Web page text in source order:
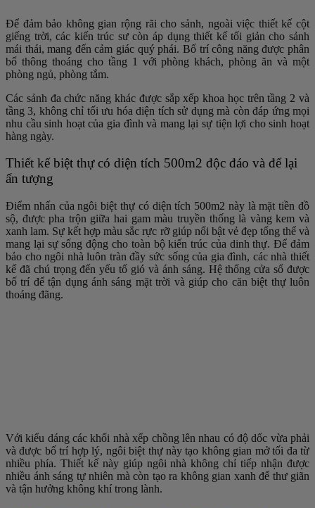
Để đảm bảo không gian rộng rãi cho sảnh, ngoài việc thiết kế cột
giếng trời, các kiến trúc sư còn áp dụng thiết kế tối giản cho sảnh
mái thái, mang đến cảm giác quý phái. Bố trí công năng được phân
bổ thông thoáng cho tầng 1 với phòng khách, phòng ăn và một
phòng ngủ, phòng tắm.
Các sảnh đa chức năng khác được sắp xếp khoa học trên tầng 2 và
tầng 3, không chỉ tối ưu hóa diện tích sử dụng mà còn đáp ứng mọi
nhu cầu sinh hoạt của gia đình và mang lại sự tiện lợi cho sinh hoạt
hàng ngày.
Thiết kế biệt thự có diện tích 500m2 độc đáo và để lại
ấn tượng
Điểm nhấn của ngôi biệt thự có diện tích 500m2 này là mặt tiền đồ
sộ, được pha trộn giữa hai gam màu truyền thống là vàng kem và
xanh lam. Sự kết hợp màu sắc rực rỡ giúp nổi bật vẻ đẹp tổng thể và
mang lại sự sống động cho toàn bộ kiến trúc của dinh thự. Để đảm
bảo cho ngôi nhà luôn tràn đầy sức sống của gia đình, các nhà thiết
kế đã chú trọng đến yếu tố gió và ánh sáng. Hệ thống cửa sổ được
bố trí để tận dụng ánh sáng mặt trời và giúp cho căn biệt thự luôn
thoáng đãng.
Với kiểu dáng các khối nhà xếp chồng lên nhau có độ dốc vừa phải
và được bố trí hợp lý, ngôi biệt thự này tạo không gian mở tối đa từ
nhiều phía. Thiết kế này giúp ngôi nhà không chỉ tiếp nhận được
nhiều ánh sáng tự nhiên mà còn tạo ra không gian xanh để thư giãn
và tận hưởng không khí trong lành.